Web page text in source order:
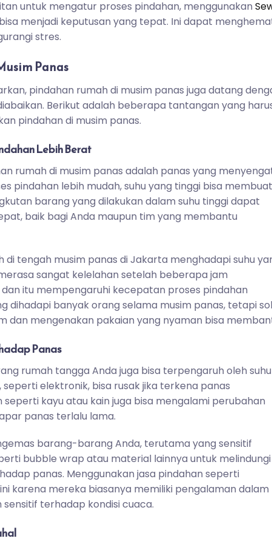
untuk mengatur proses pindahan, menggunakan
bisa menjadi keputusan yang tepat. Ini dapat
stres.
Panas
pindahan rumah di musim panas juga datang
Berikut adalah beberapa tantangan yang
pindahan di musim panas.
Lebih Berat
rumah di musim panas adalah panas yang
pindahan lebih mudah, suhu yang tinggi bisa membuat
barang yang dilakukan dalam suhu tinggi dapat
baik bagi Anda maupun tim yang membantu
di tengah musim panas di Jakarta menghadapi suhu
sangat kelelahan setelah beberapa jam
itu mempengaruhi kecepatan proses pindahan
dihadapi banyak orang selama musim panas, tetapi
dan mengenakan pakaian yang nyaman bisa
Panas
rumah tangga Anda juga bisa terpengaruh oleh suhu
elektronik, bisa rusak jika terkena panas
kayu atau kain juga bisa mengalami perubahan
panas terlalu lama.
barang-barang Anda, terutama yang sensitif
bubble wrap atau material lainnya untuk melindungi
panas. Menggunakan jasa pindahan seperti
karena mereka biasanya memiliki pengalaman dalam
terhadap kondisi cuaca.